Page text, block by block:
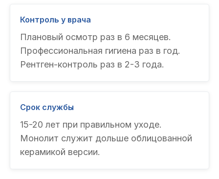
Контроль у врача
Плановый осмотр раз в 6 месяцев.
Профессиональная гигиена раз в год.
Рентген-контроль раз в 2-3 года.
Срок службы
15-20 лет при правильном уходе.
Монолит служит дольше облицованной
керамикой версии.